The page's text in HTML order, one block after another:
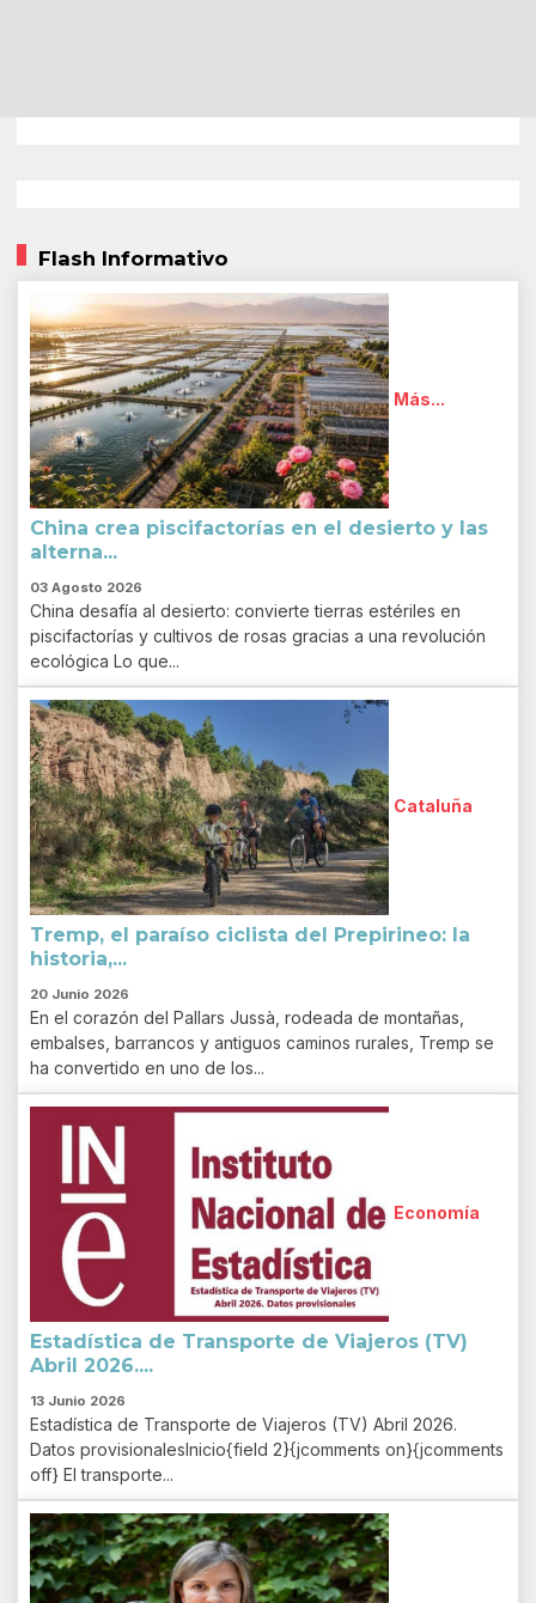
Flash Informativo
Más...
China crea piscifactorías en el desierto y las
alterna...
03 Agosto 2026
China desafía al desierto: convierte tierras estériles en
piscifactorías y cultivos de rosas gracias a una revolución
ecológica Lo que...
Cataluña
Tremp, el paraíso ciclista del Prepirineo: la
historia,...
20 Junio 2026
En el corazón del Pallars Jussà, rodeada de montañas,
embalses, barrancos y antiguos caminos rurales, Tremp se
ha convertido en uno de los...
Economía
Estadística de Transporte de Viajeros (TV)
Abril 2026....
13 Junio 2026
Estadística de Transporte de Viajeros (TV) Abril 2026.
Datos provisionalesInicio{field 2}{jcomments on}{jcomments
off} El transporte...